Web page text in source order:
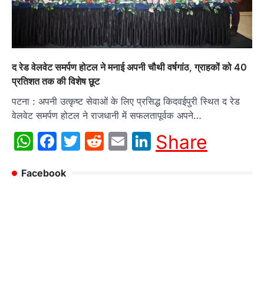
द रेड वेलवेट समर्पण होटल ने मनाई अपनी चौथी वर्षगांठ, ग्राहकों को 40
प्रतिशत तक की विशेष छूट
पटना : अपनी उत्कृष्ट सेवाओं के लिए प्रसिद्ध किदवईपुरी स्थित द रेड
वेलवेट समर्पण होटल ने राजधानी में सफलतापूर्वक अपने…
WhatsApp
Facebook
Twitter
Reddit
EmailLinkedIn
Share
Facebook